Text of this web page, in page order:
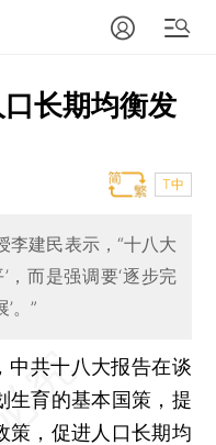
长期均衡发
T中
李建民表示，“十八大
，而是强调要‘逐步完
。”
共十八大报告在谈
生育的基本国策，提
策，促进人口长期均